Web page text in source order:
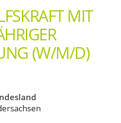
MIT
(W/M/D)